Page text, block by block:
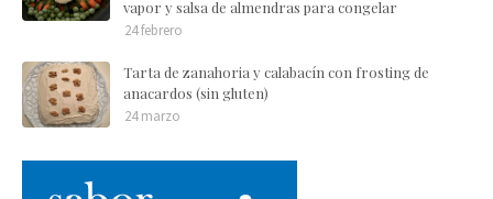
vapor y salsa de almendras para congelar
24 febrero
Tarta de zanahoria y calabacín con frosting de
anacardos (sin gluten)
24 marzo